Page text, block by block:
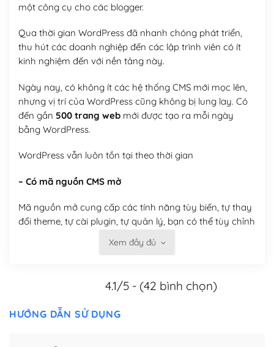
một công cụ cho các blogger.
Qua thời gian WordPress đã nhanh chóng phát triển,
thu hút các doanh nghiệp đến các lập trình viên có ít
kinh nghiệm đến với nền tảng này.
Ngày nay, có không ít các hệ thống CMS mới mọc lên,
nhưng vị trí của WordPress cũng không bị lung lay. Có
đến gần 500 trang webmới được tạo ra mỗi ngày
bằng WordPress.
WordPress vẫn luôn tồn tại theo thời gian
– Có mã nguồn CMS mở
Mã nguồn mở cung cấp các tính năng tùy biến, tự thay
đổi theme, tự cài plugin, tự quản lý, bạn có thể tùy chỉnh
nó theo ý bạn mà không phải sử dụng dịch vụ tại bất
Có thể tùy biến trên website WordPress
Xem đầy đủ
4.1/5 - (42 bình chọn)
HƯỚNG DẪN SỬ DỤNG